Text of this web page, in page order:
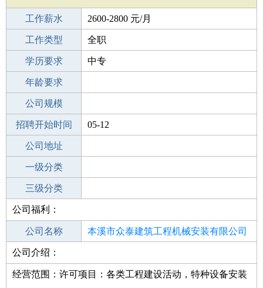
工作薪水 2600-2800 元/月
招聘人数 若干
工作类型 全职
性别要求 -
学历要求 中专
工作经验
年龄要求
工作地点
公司规模
公司电话
招聘开始时间 05-12
招聘结束时间
公司地址
一级分类
二级分类
三级分类
其他行业
公司福利：
公司名称 本溪市众泰建筑工程机械安装有限公司
公司类型
公司介绍：
经营范围：许可项目：各类工程建设活动，特种设备安装